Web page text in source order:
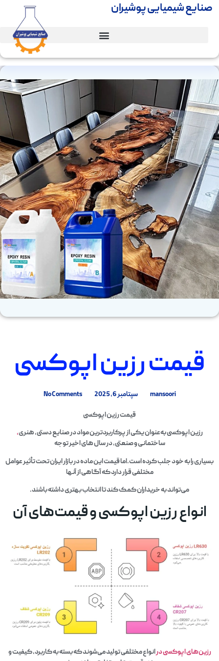
صنایع شیمیایی پوشیران
قیمت رزین اپوکسی
mansoori سپتامبر 6, 2025 No Comments
قیمت رزین اپوکسی
رزین اپوکسی به‌عنوان یکی از پرکاربردترین مواد در صنایع دستی، هنری،
ساختمانی و صنعتی، در سال‌ های اخیر توجه
بسیاری را به خود جلب کرده است.اما قیمت این ماده در بازار ایران تحت تأثیر عوامل
مختلفی قرار دارد که آگاهی از آنها
می‌تواند به خریداران کمک کند تا انتخاب بهتری داشته باشند.
انواع رزین اپوکسی و قیمت‌های آن
رزین‌های اپوکسی درانواع مختلفی تولید می‌شوند که بسته به کاربرد، کیفیت و